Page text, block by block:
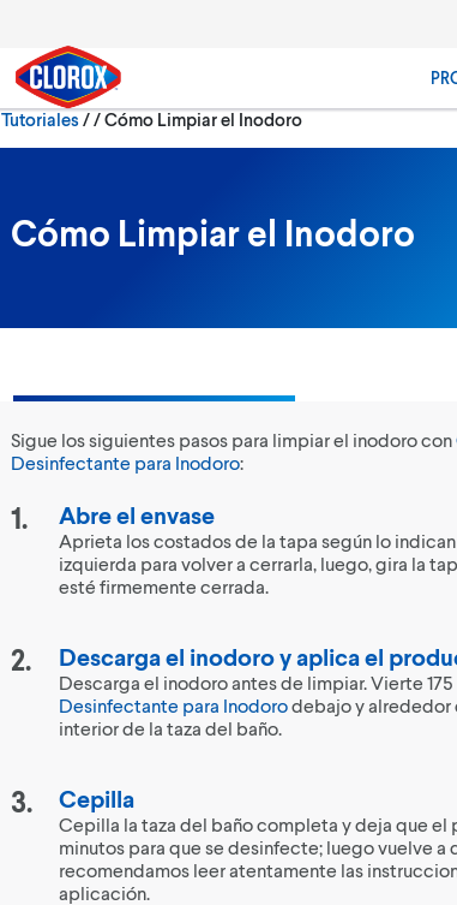
Tutoriales Current:
Cómo Limpiar el Inodoro
Cómo Limpiar el Inodoro
Sigue los siguientes pasos para limpiar el inodoro con
Desinfectante para Inodoro:
Abre el envase
Aprieta los costados de la tapa según lo
izquierda para volver a cerrarla, luego, gira la
esté firmemente cerrada.
Descarga el inodoro y aplica el
Descarga el inodoro antes de limpiar. Vierte
Desinfectante para Inodorodebajo y alrededor
interior de la taza del baño.
Cepilla
Cepilla la taza del baño completa y deja que el
minutos para que se desinfecte; luego vuelve a
recomendamos leer atentamente las
aplicación.